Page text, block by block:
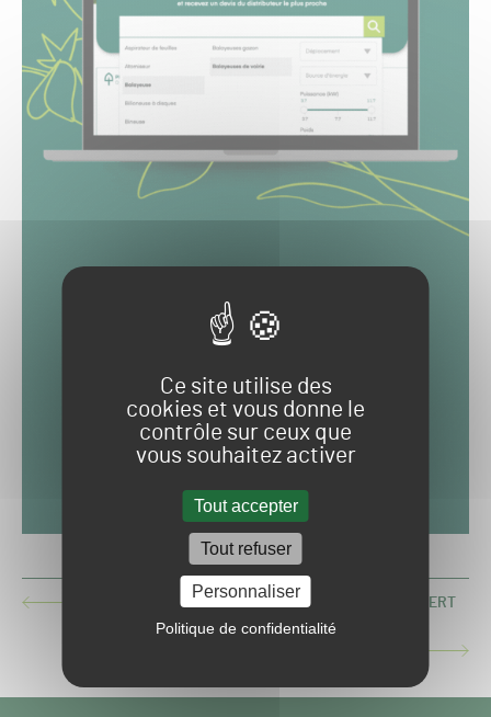
Ce site utilise des
cookies et vous donne le
contrôle sur ceux que
vous souhaitez activer
Tout accepter
Tout refuser
Personnaliser
Politique de confidentialité
ARTICLE
UN WEBINAR SUR LES BIOSTIMULANTS COMPO EXPERT